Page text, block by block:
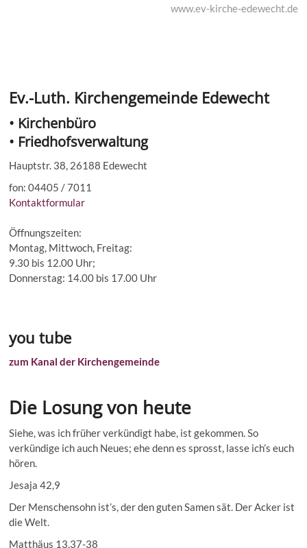
post:
www.ev-kirche-edewecht.de
Ev.-Luth. Kirchengemeinde Edewecht
• Kirchenbüro
• Friedhofsverwaltung
Hauptstr. 38, 26188 Edewecht
fon: 04405 / 7011
Kontaktformular
Öffnungszeiten:
Montag, Mittwoch, Freitag:
9.30 bis 12.00 Uhr;
Donnerstag: 14.00 bis 17.00 Uhr
you tube
zum Kanal der Kirchengemeinde
Die Losung von heute
Siehe, was ich früher verkündigt habe, ist gekommen. So
verkündige ich auch Neues; ehe denn es sprosst, lasse ich’s euch
hören.
Jesaja 42,9
Der Menschensohn ist’s, der den guten Samen sät. Der Acker ist
die Welt.
Matthäus 13,37-38